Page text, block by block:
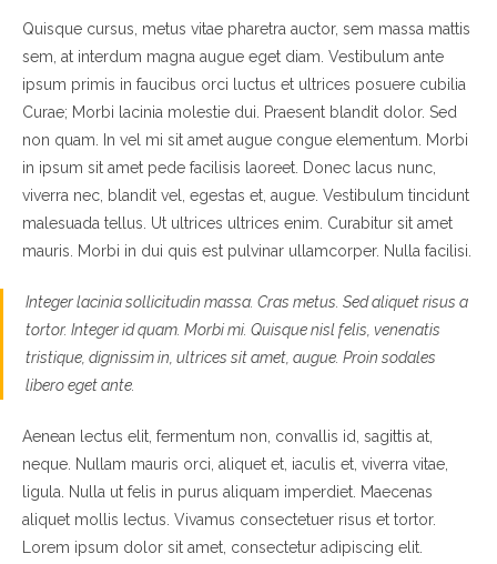
Quisque cursus, metus vitae pharetra auctor, sem massa mattis
sem, at interdum magna augue eget diam. Vestibulum ante
ipsum primis in faucibus orci luctus et ultrices posuere cubilia
Curae; Morbi lacinia molestie dui. Praesent blandit dolor. Sed
non quam. In vel mi sit amet augue congue elementum. Morbi
in ipsum sit amet pede facilisis laoreet. Donec lacus nunc,
viverra nec, blandit vel, egestas et, augue. Vestibulum tincidunt
malesuada tellus. Ut ultrices ultrices enim. Curabitur sit amet
mauris. Morbi in dui quis est pulvinar ullamcorper. Nulla facilisi.
Integer lacinia sollicitudin massa. Cras metus. Sed aliquet risus a
tortor. Integer id quam. Morbi mi. Quisque nisl felis, venenatis
tristique, dignissim in, ultrices sit amet, augue. Proin sodales
libero eget ante.
Aenean lectus elit, fermentum non, convallis id, sagittis at,
neque. Nullam mauris orci, aliquet et, iaculis et, viverra vitae,
ligula. Nulla ut felis in purus aliquam imperdiet. Maecenas
aliquet mollis lectus. Vivamus consectetuer risus et tortor.
Lorem ipsum dolor sit amet, consectetur adipiscing elit.